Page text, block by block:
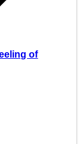
of